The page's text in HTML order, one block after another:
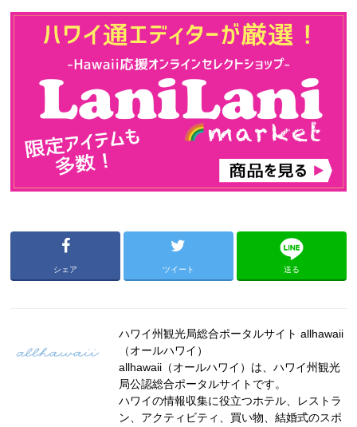
シェア ツイート 送る
ハワイ州観光局総合ポータルサイト allhawaii
（オールハワイ）
allhawaii（オールハワイ）は、ハワイ州観光
局公認総合ポータルサイトです。
ハワイの情報収集に役立つホテル、レストラ
ン、アクティビティ、買い物、結婚式のスポ